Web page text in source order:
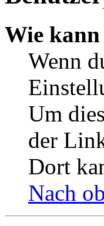
Wie
Wenn
Um
der
Dort
Nach